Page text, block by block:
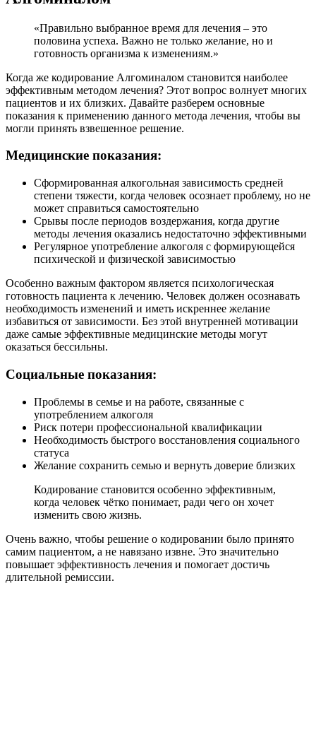
«Правильно выбранное время для лечения – это
половина успеха. Важно не только желание, но и
готовность организма к изменениям.»
Когда же кодирование Алгоминалом становится наиболее
эффективным методом лечения? Этот вопрос волнует многих
пациентов и их близких. Давайте разберем основные
показания к применению данного метода лечения, чтобы вы
могли принять взвешенное решение.
Медицинские показания:
Сформированная алкогольная зависимость средней
степени тяжести, когда человек осознает проблему, но не
может справиться самостоятельно
Срывы после периодов воздержания, когда другие
методы лечения оказались недостаточно эффективными
Регулярное употребление алкоголя с формирующейся
психической и физической зависимостью
Особенно важным фактором является психологическая
готовность пациента к лечению. Человек должен осознавать
необходимость изменений и иметь искреннее желание
избавиться от зависимости. Без этой внутренней мотивации
даже самые эффективные медицинские методы могут
оказаться бессильны.
Социальные показания:
Проблемы в семье и на работе, связанные с
употреблением алкоголя
Риск потери профессиональной квалификации
Необходимость быстрого восстановления социального
статуса
Желание сохранить семью и вернуть доверие близких
Кодирование становится особенно эффективным,
когда человек чётко понимает, ради чего он хочет
изменить свою жизнь.
Очень важно, чтобы решение о кодировании было принято
самим пациентом, а не навязано извне. Это значительно
повышает эффективность лечения и помогает достичь
длительной ремиссии.